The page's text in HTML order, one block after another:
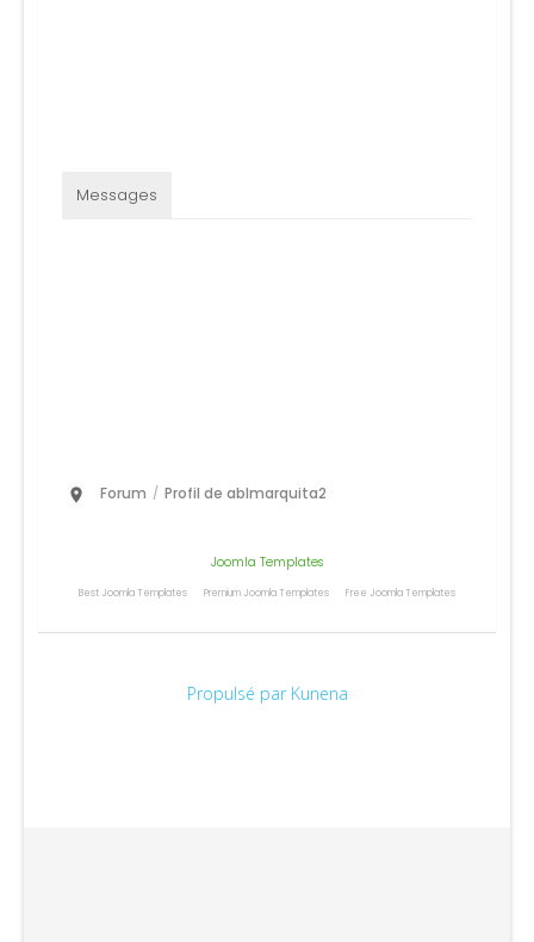
Messages
Forum / Profil de ablmarquita2
Joomla Templates
Best Joomla Templates Premium Joomla Templates Free Joomla Templates
Propulsé par Kunena